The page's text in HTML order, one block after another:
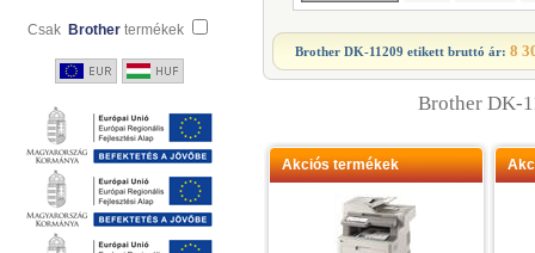
Csak Brother termékek
Brother DK-11209 etikett bruttó ár: 8
Brother DK-
Akciós termékek